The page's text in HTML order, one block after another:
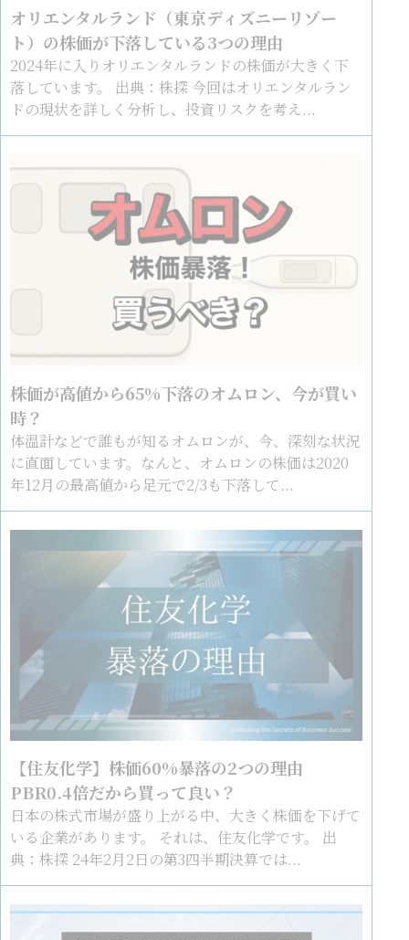
オリエンタルランド（東京ディズニーリゾー
ト）の株価が下落している3つの理由
2024年に入りオリエンタルランドの株価が大きく下
落しています。 出典：株探 今回はオリエンタルラン
ドの現状を詳しく分析し、投資リスクを考え...
株価が高値から65%下落のオムロン、今が買い
時？
体温計などで誰もが知るオムロンが、今、深刻な状況
に直面しています。なんと、オムロンの株価は2020
年12月の最高値から足元で2/3も下落して...
【住友化学】株価60%暴落の2つの理由
PBR0.4倍だから買って良い？
日本の株式市場が盛り上がる中、大きく株価を下げて
いる企業があります。 それは、住友化学です。 出
典：株探 24年2月2日の第3四半期決算では...